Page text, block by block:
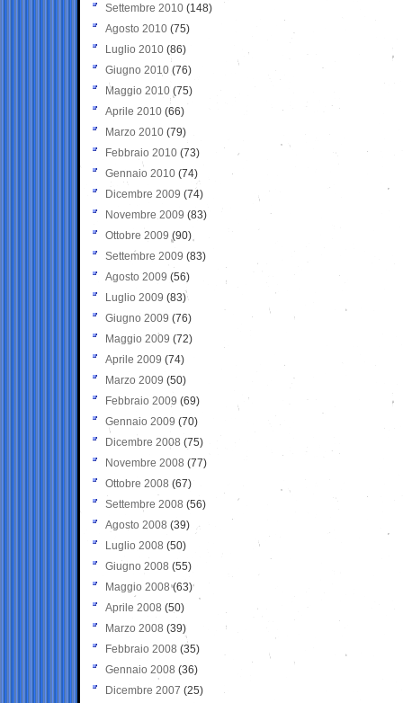
Settembre 2010 (148)
Agosto 2010 (75)
Luglio 2010 (86)
Giugno 2010 (76)
Maggio 2010 (75)
Aprile 2010 (66)
Marzo 2010 (79)
Febbraio 2010 (73)
Gennaio 2010 (74)
Dicembre 2009 (74)
Novembre 2009 (83)
Ottobre 2009 (90)
Settembre 2009 (83)
Agosto 2009 (56)
Luglio 2009 (83)
Giugno 2009 (76)
Maggio 2009 (72)
Aprile 2009 (74)
Marzo 2009 (50)
Febbraio 2009 (69)
Gennaio 2009 (70)
Dicembre 2008 (75)
Novembre 2008 (77)
Ottobre 2008 (67)
Settembre 2008 (56)
Agosto 2008 (39)
Luglio 2008 (50)
Giugno 2008 (55)
Maggio 2008(63)
Aprile 2008 (50)
Marzo 2008 (39)
Febbraio 2008 (35)
Gennaio 2008 (36)
Dicembre 2007 (25)